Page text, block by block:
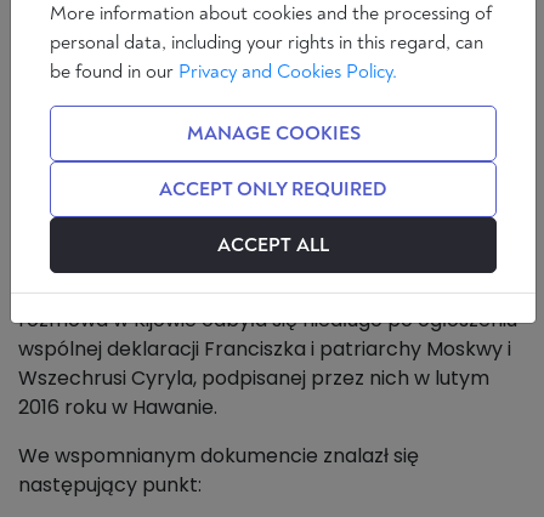
W 2017 roku odwiedziłem w Kijowie arcybiskupa
większego Ukraińskiego Kościoła Grekokatolickiego
Światosława Szewczuka. Zanim został on
zwierzchnikiem ukraińskich grekokatolików był
biskupem pomocniczym w Buenos Aires w czasie,
gdy ordynariuszem tamtejszej archidiecezji
pozostawał tam kardynał Jorge Mario Bergoglio.
Obaj hierarchowie znali się więc dość dobrze,
ponieważ współpracowali ze sobą parę lat. Nasza
rozmowa w Kijowie odbyła się niedługo po ogłoszeniu
wspólnej deklaracji Franciszka i patriarchy Moskwy i
Wszechrusi Cyryla, podpisanej przez nich w lutym
2016 roku w Hawanie.
We wspomnianym dokumencie znalazł się
następujący punkt:
More information about cookies and the processing of
personal data, including your rights in this regard, can
be found in our Privacy and Cookies Policy.
MANAGE COOKIES
ACCEPT ONLY REQUIRED
ACCEPT ALL